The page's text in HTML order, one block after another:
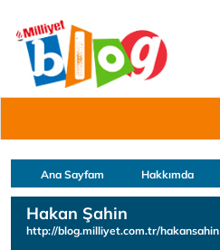
Ana Sayfam Hakkımda
Hakan Şahin
http://blog.milliyet.com.tr/hakansahin